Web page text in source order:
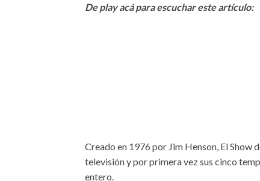
De play acá para escuchar este artículo:
Creado en 1976 por Jim Henson, El Show
televisión y por primera vez sus cinco
entero.